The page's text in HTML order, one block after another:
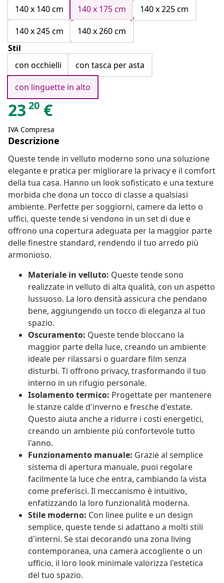
140 x 140 cm
140 x 175 cm
140 x 225 cm
140 x 245 cm
140 x 260 cm
Stil
con occhielli
con tasca per asta
con linguette in alto
23 20 €
IVA Compresa
Descrizione
Queste tende in velluto moderno sono una soluzione
elegante e pratica per migliorare la privacy e il comfort
della tua casa. Hanno un look sofisticato e una texture
morbida che dona un tocco di classe a qualsiasi
ambiente. Perfette per soggiorni, camere da letto o
uffici, queste tende si vendono in un set di due e
offrono una copertura adeguata per la maggior parte
delle finestre standard, rendendo il tuo arredo più
armonioso.
Materiale in velluto: Queste tende sono
realizzate in velluto di alta qualità, con un aspetto
lussuoso. La loro densità assicura che pendano
bene, aggiungendo un tocco di eleganza al tuo
spazio.
Oscuramento: Queste tende bloccano la
maggior parte della luce, creando un ambiente
ideale per rilassarsi o guardare film senza
disturbi. Ti offrono privacy, trasformando il tuo
interno in un rifugio personale.
Isolamento termico: Progettate per mantenere
le stanze calde d'inverno e fresche d'estate.
Questo aiuta anche a ridurre i costi energetici,
creando un ambiente più confortevole tutto
l'anno.
Funzionamento manuale: Grazie al semplice
sistema di apertura manuale, puoi regolare
facilmente la luce che entra, cambiando la vista
come preferisci. Il meccanismo è intuitivo,
enfatizzando la loro funzionalità moderna.
Stile moderno: Con linee pulite e un design
semplice, queste tende si adattano a molti stili
d'interni. Se stai decorando una zona living
contemporanea, una camera accogliente o un
ufficio, il loro look minimale valorizza l'estetica
del tuo spazio.